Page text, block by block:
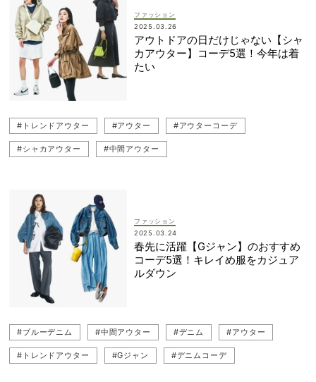
ファッション
2025.03.26
アウトドアの日だけじゃない【シャ
カアウター】コーデ5選！今年は着
たい
#トレンドアウター #アウター #アウターコーデ
#シャカアウター #中間アウター
ファッション
2025.03.24
春先に活躍【Gジャン】のおすすめ
コーデ5選！キレイめ服をカジュア
ルダウン
#ブルーデニム #中間アウター #デニム #アウター
#トレンドアウター #Gジャン #デニムコーデ